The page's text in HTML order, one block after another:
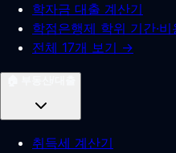
학자금 대출 계산기
학점은행제 학위 기간·비
전체 17개 보기 →
취득세 계산기